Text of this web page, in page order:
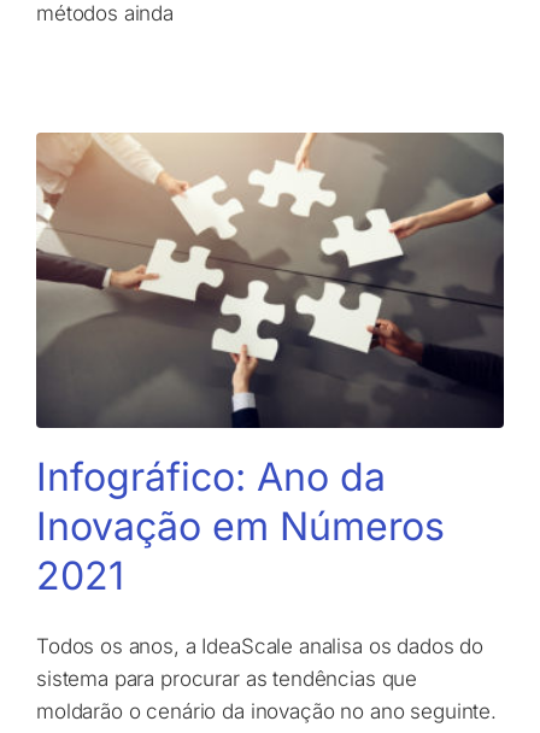
métodos ainda
Infográfico: Ano da
Inovação em Números
2021
Todos os anos, a IdeaScale analisa os dados do
sistema para procurar as tendências que
moldarão o cenário da inovação no ano seguinte.